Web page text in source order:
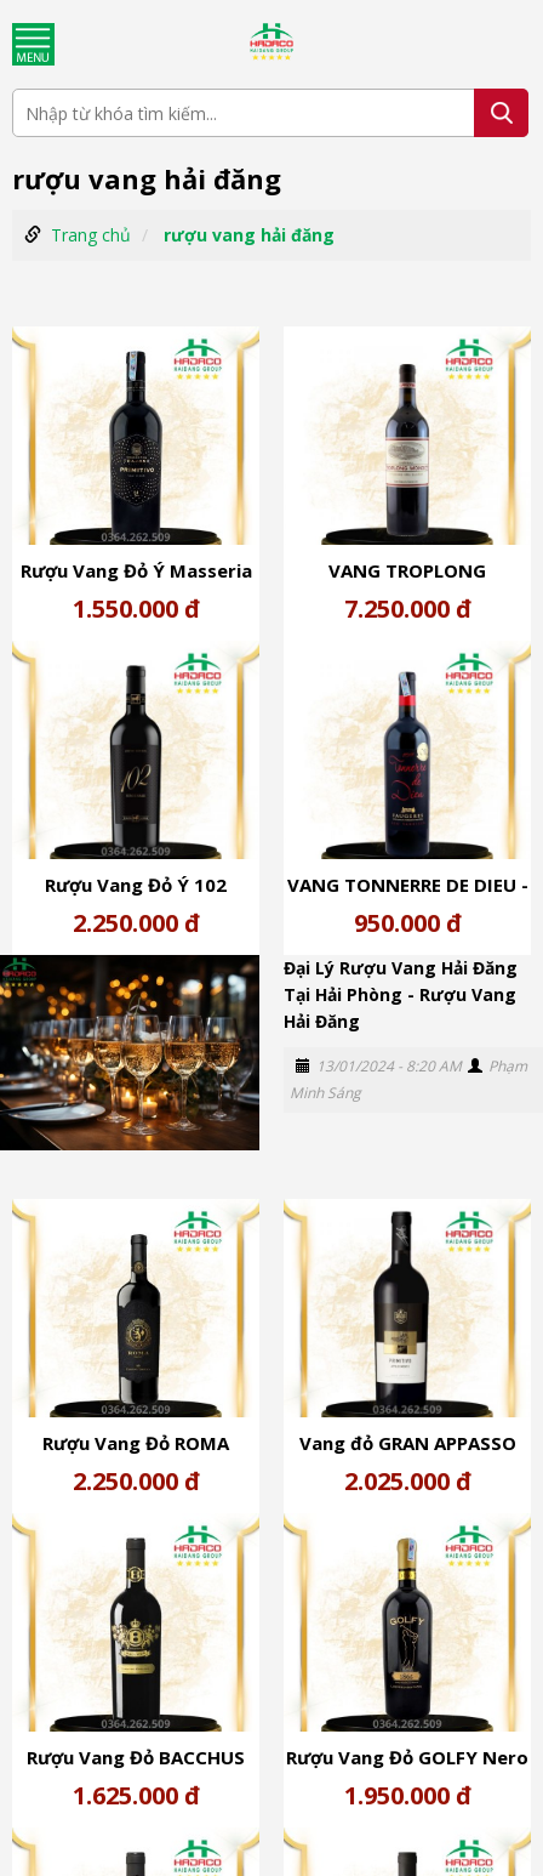
rượu vang hải đăng
Trang chủ rượu vang hải đăng
Rượu Vang Đỏ Ý Masseria
Trajone Primitivo (16%)
1.550.000 đ
VANG TROPLONG
MONDOT - Rượu Vang Đỏ
Pháp Chateau Troplong
Mondot (14,5%)
7.250.000 đ
Rượu Vang Đỏ Ý 102
Vendemmie (15%)
2.250.000 đ
VANG TONNERRE DE DIEU -
Rượu Vang Đỏ Pháp Leo
Vareille Tonnerre De Dieu
Faugeres (13%)
950.000 đ
Đại Lý Rượu Vang Hải Đăng
Tại Hải Phòng - Rượu Vang
Hải Đăng
13/01/2024 - 8:20 AM
Phạm
Minh Sáng
Rượu Vang Đỏ ROMA
ROSSO EDIZIONE LIMITATA
2.250.000 đ
Vang đỏ GRAN APPASSO
(16º)
2.025.000 đ
Rượu Vang Đỏ BACCHUS
GOLD Vàng (15%)
1.625.000 đ
Rượu Vang Đỏ GOLFY Nero
di Troia (15,5%)
1.950.000 đ